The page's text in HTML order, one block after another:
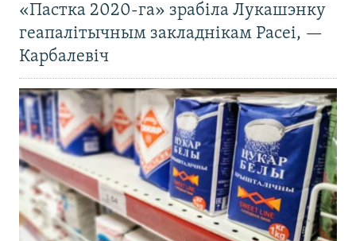
«Пастка 2020-га» зрабіла Лукашэнку
геапалітычным закладнікам Расеі, —
Карбалевіч